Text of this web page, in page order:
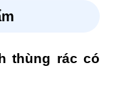
thùng rác có
lạnh hình thùng